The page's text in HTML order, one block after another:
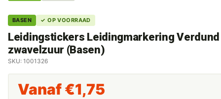
BASEN ✓ OP VOORRAAD
Leidingstickers Leidingmarkering Verdund
zwavelzuur (Basen)
SKU: 1001326
Vanaf €1,75